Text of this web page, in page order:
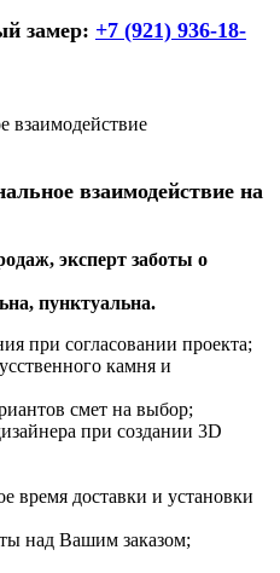
замер: +7 (921) 936-18-
взаимодействие
взаимодействие на
эксперт заботы о
пунктуальна.
при согласовании проекта;
камня и
смет на выбор;
при создании 3D
время доставки и установки
над Вашим заказом;